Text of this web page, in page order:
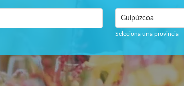
Guipúzcoa
Seleciona una provincia